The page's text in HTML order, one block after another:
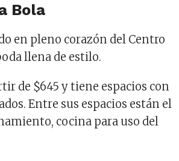
Bola
en pleno corazón del Centro
llena de estilo.
de $645 y tiene espacios con
Entre sus espacios están el
cocina para uso del